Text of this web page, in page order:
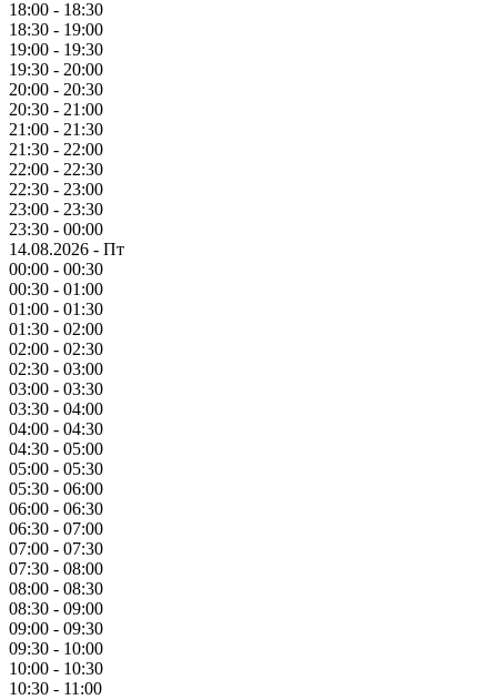
18:00 - 18:30
18:30 - 19:00
19:00 - 19:30
19:30 - 20:00
20:00 - 20:30
20:30 - 21:00
21:00 - 21:30
21:30 - 22:00
22:00 - 22:30
22:30 - 23:00
23:00 - 23:30
23:30 - 00:00
14.08.2026 - Пт
00:00 - 00:30
00:30 - 01:00
01:00 - 01:30
01:30 - 02:00
02:00 - 02:30
02:30 - 03:00
03:00 - 03:30
03:30 - 04:00
04:00 - 04:30
04:30 - 05:00
05:00 - 05:30
05:30 - 06:00
06:00 - 06:30
06:30 - 07:00
07:00 - 07:30
07:30 - 08:00
08:00 - 08:30
08:30 - 09:00
09:00 - 09:30
09:30 - 10:00
10:00 - 10:30
10:30 - 11:00